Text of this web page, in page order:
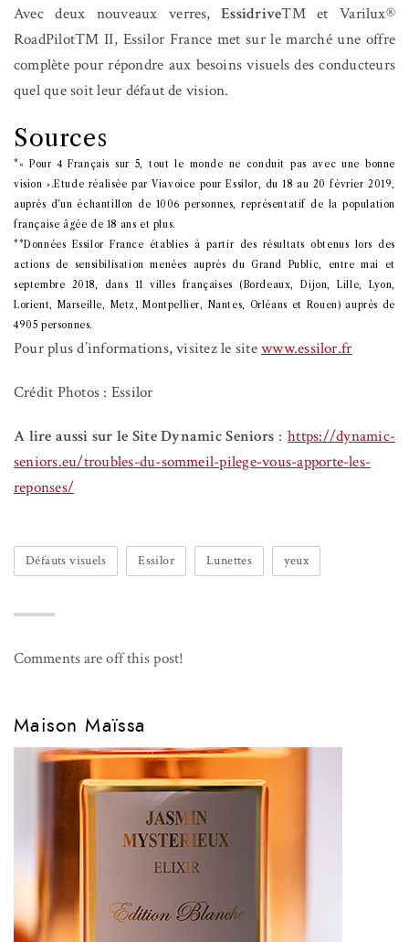
Avec deux nouveaux verres, EssidriveTM et Varilux®
RoadPilotTM II, Essilor France met sur le marché une offre
complète pour répondre aux besoins visuels des conducteurs
quel que soit leur défaut de vision.
Sources
*« Pour 4 Français sur 5, tout le monde ne conduit pas avec une bonne
vision ».Etude réalisée par Viavoice pour Essilor, du 18 au 20 février 2019,
auprès d’un échantillon de 1006 personnes, représentatif de la population
française âgée de 18 ans et plus.
**Données Essilor France établies à partir des résultats obtenus lors des
actions de sensibilisation menées auprès du Grand Public, entre mai et
septembre 2018, dans 11 villes françaises (Bordeaux, Dijon, Lille, Lyon,
Lorient, Marseille, Metz, Montpellier, Nantes, Orléans et Rouen) auprès de
4905 personnes.
Pour plus d’informations, visitez le sitewww.essilor.fr
Crédit Photos : Essilor
A lire aussi sur le Site Dynamic Seniors :https://dynamic-
seniors.eu/troubles-du-sommeil-pilege-vous-apporte-les-
reponses/
Défauts visuels Essilor Lunettes yeux
Comments are off this post!
Maison Maïssa